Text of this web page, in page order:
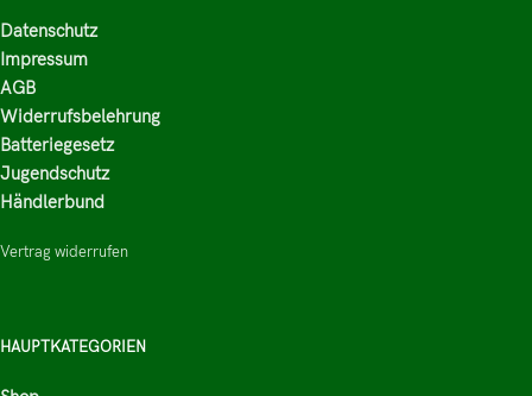
Datenschutz
Impressum
AGB
Widerrufsbelehrung
Batteriegesetz
Jugendschutz
Händlerbund
Vertrag widerrufen
HAUPTKATEGORIEN